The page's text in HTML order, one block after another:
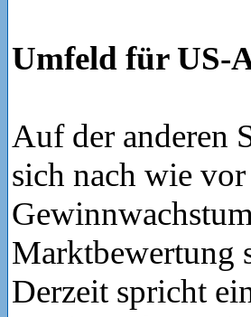
Umfeld für US-
Auf der anderen
sich nach wie
Marktbewertung
Derzeit spricht